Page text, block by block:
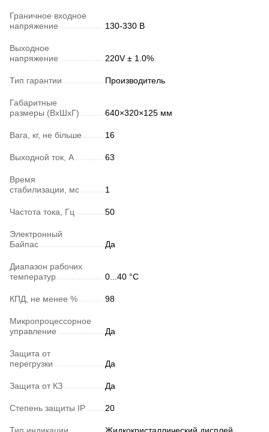
Граничное входное
напряжение
130-330 В
Выходное
напряжение
220V ± 1.0%
Тип гарантии Производитель
Габаритные
размеры (ВхШхГ)
640×320×125 мм
Вага, кг, не більше 16
Выходной ток, А 63
Время
стабилизации, мс
1
Частота тока, Гц 50
Электронный
Байпас
Да
Диапазон рабочих
температур
0...40 °C
КПД, не менее % 98
Микропроцессорное
управление
Да
Защита от
перегрузки
Да
Защита от КЗ Да
Степень защиты IP 20